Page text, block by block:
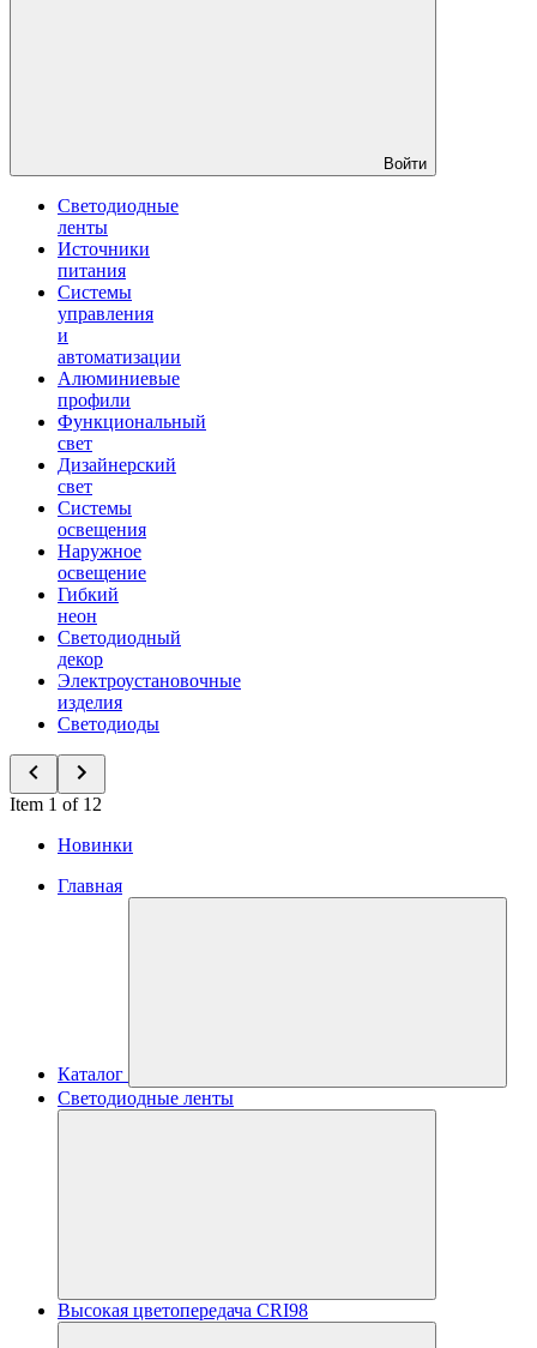
Войти
Светодиодные
ленты
Источники
питания
Системы
управления
и
автоматизации
Алюминиевые
профили
Функциональный
свет
Дизайнерский
свет
Системы
освещения
Наружное
освещение
Гибкий
неон
Светодиодный
декор
Электроустановочные
изделия
Светодиоды
Item 1 of 12
Новинки
Главная
Каталог
Светодиодные ленты
Высокая цветопередача CRI98